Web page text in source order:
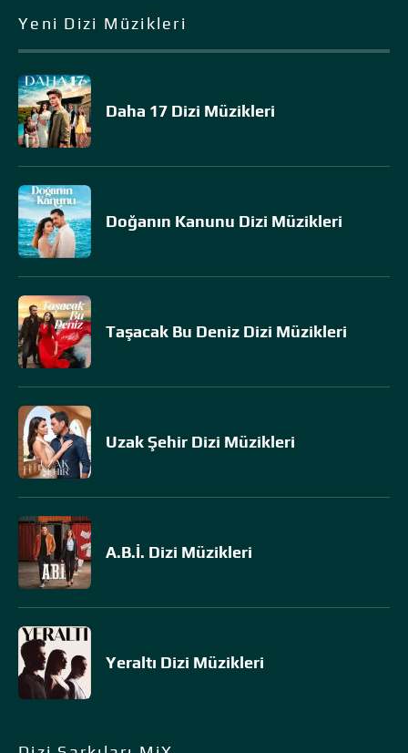
Yeni Dizi Müzikleri
Daha 17 Dizi Müzikleri
Doğanın Kanunu Dizi Müzikleri
Taşacak Bu Deniz Dizi Müzikleri
Uzak Şehir Dizi Müzikleri
A.B.İ. Dizi Müzikleri
Yeraltı Dizi Müzikleri